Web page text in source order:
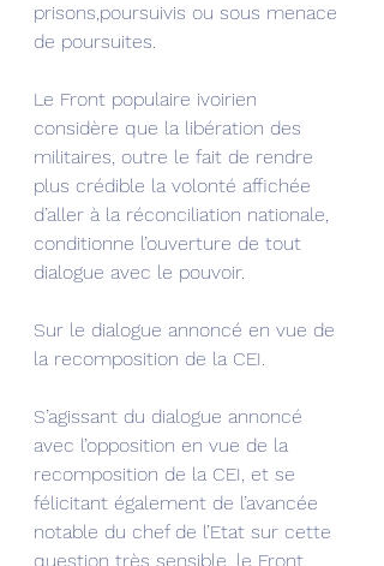
prisons,poursuivis ou sous menace
de poursuites.
Le Front populaire ivoirien
considère que la libération des
militaires, outre le fait de rendre
plus crédible la volonté affichée
d’aller à la réconciliation nationale,
conditionne l’ouverture de tout
dialogue avec le pouvoir.
Sur le dialogue annoncé en vue de
la recomposition de la CEI.
S’agissant du dialogue annoncé
avec l’opposition en vue de la
recomposition de la CEI, et se
félicitant également de l’avancée
notable du chef de l’Etat sur cette
question très sensible, le Front